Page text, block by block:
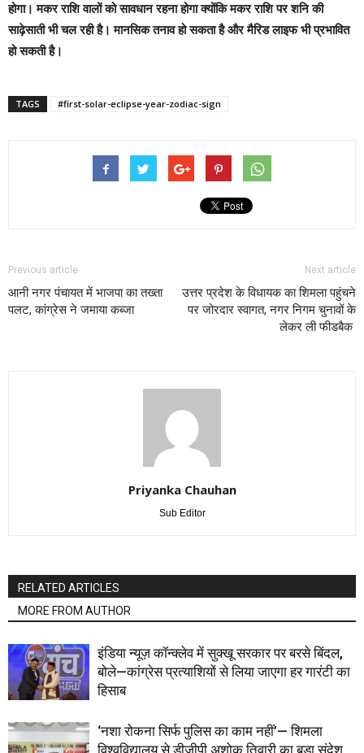
होगा। मकर राशि वालों को सावधान रहना होगा क्योंकि मकर राशि पर शनि की
साढ़ेसाती भी चल रही है। मानसिक तनाव हो सकता है और मैरिड लाइफ भी प्रभावित
हो सकती है।
TAGS #first-solar-eclipse-year-zodiac-sign
Previous article
आनी नगर पंचायत में भाजपा का तख्ता
पलट, कांग्रेस ने जमाया कब्जा
Next article
उत्तर प्रदेश के विधायक का शिमला पहुंचने
पर जोरदार स्वागत, नगर निगम चुनावों के
लेकर ली फीडबैक
Priyanka Chauhan
Sub Editor
RELATED ARTICLES
MORE FROM AUTHOR
इंडिया न्यूज़ कॉन्क्लेव में सुक्खू सरकार पर बरसे बिंदल,
बोले—कांग्रेस प्रत्याशियों से लिया जाएगा हर गारंटी का
हिसाब
‘नशा रोकना सिर्फ पुलिस का काम नहीं’— शिमला
विश्वविद्यालय से डीजीपी अशोक तिवारी का बड़ा संदेश